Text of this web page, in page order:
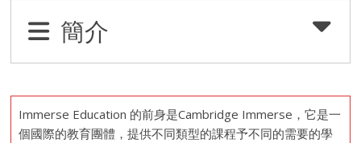
簡介
Immerse Education 的前身是Cambridge Immerse，它是一
個國際的教育團體，提供不同類型的課程予不同的需要的學